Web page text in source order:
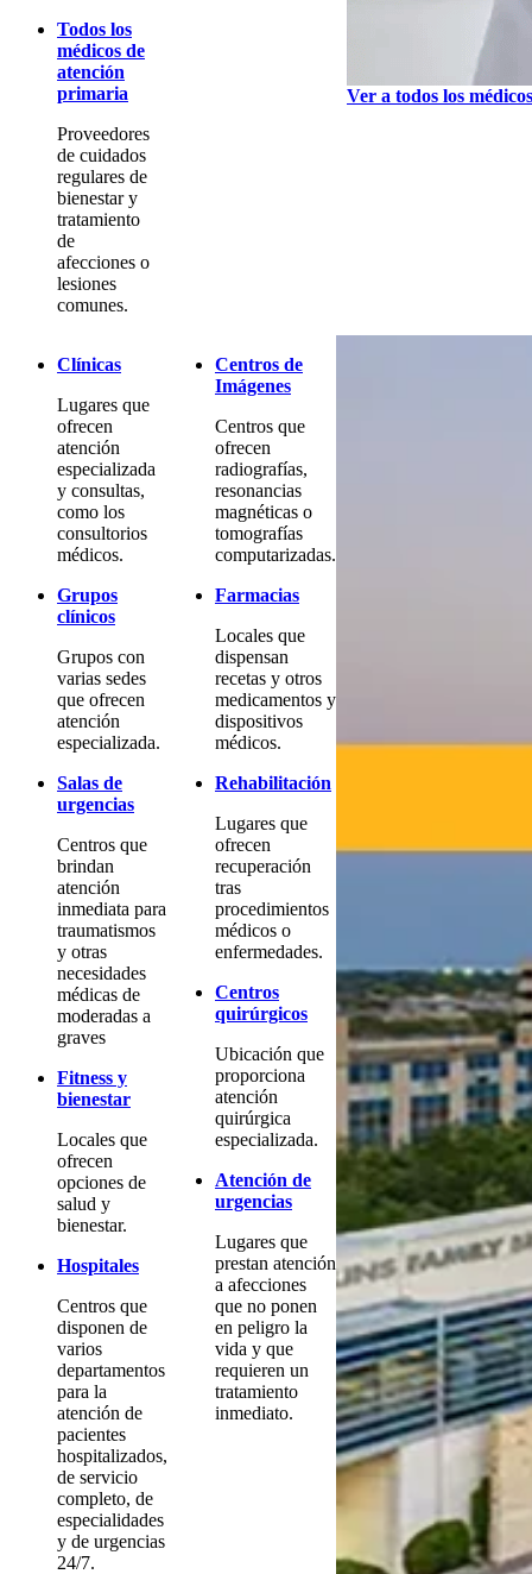
Todos los
médicos de
atención
primaria
Proveedores
de cuidados
regulares de
bienestar y
tratamiento
de
afecciones o
lesiones
comunes.
Ver a todos los médicos
Clínicas
Lugares que
ofrecen
atención
especializada
y consultas,
como los
consultorios
médicos.
Grupos
clínicos
Grupos con
varias sedes
que ofrecen
atención
especializada.
Salas de
urgencias
Centros que
brindan
atención
inmediata para
traumatismos
y otras
necesidades
médicas de
moderadas a
graves
Fitness y
bienestar
Locales que
ofrecen
opciones de
salud y
bienestar.
Hospitales
Centros que
disponen de
varios
departamentos
para la
atención de
pacientes
hospitalizados,
de servicio
completo, de
especialidades
y de urgencias
24/7.
Centros de
Imágenes
Centros que
ofrecen
radiografías,
resonancias
magnéticas o
tomografías
computarizadas.
Farmacias
Locales que
dispensan
recetas y otros
medicamentos y
dispositivos
médicos.
Rehabilitación
Lugares que
ofrecen
recuperación
tras
procedimientos
médicos o
enfermedades.
Centros
quirúrgicos
Ubicación que
proporciona
atención
quirúrgica
especializada.
Atención de
urgencias
Lugares que
prestan atención
a afecciones
que no ponen
en peligro la
vida y que
requieren un
tratamiento
inmediato.